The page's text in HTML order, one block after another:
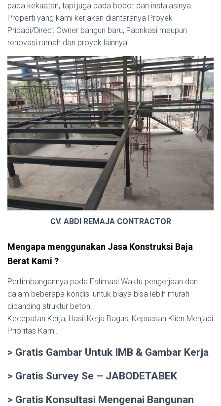
pada kekuatan, tapi juga pada bobot dan instalasinya.
Properti yang kami kerjakan diantaranya Proyek
Pribadi/Direct Owner bangun baru, Fabrikasi maupun
renovasi rumah dan proyek lainnya.
CV. ABDI REMAJA CONTRACTOR
Mengapa menggunakan Jasa Konstruksi Baja
Berat Kami ?
Pertimbangannya pada Estimasi Waktu pengerjaan dan
dalam beberapa kondisi untuk biaya bisa lebih murah
dibanding struktur beton.
Kecepatan Kerja, Hasil Kerja Bagus, Kepuasan Klien Menjadi
Prioritas Kami.
> Gratis Gambar Untuk IMB & Gambar Kerja
> Gratis Survey Se – JABODETABEK
> Gratis Konsultasi Mengenai Bangunan